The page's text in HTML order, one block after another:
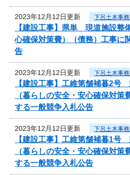
2023年12月12日更新 下呂土木事
【建設工事】県単 現道施設整
心確保対策費）（債務）工事に
告
2023年12月12日更新 下呂土木事
【建設工事】工維第舗補暮2
（暮らしの安全・安心確保対策
する一般競争入札公告
2023年12月12日更新 下呂土木事
【建設工事】工維第舗補暮1
（暮らしの安全・安心確保対策
する一般競争入札公告